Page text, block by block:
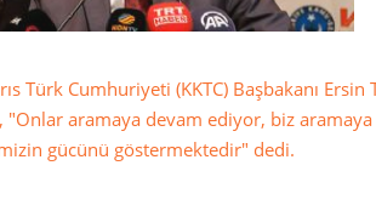
Türk Cumhuriyeti (KKTC) Başbakanı
"Onlar aramaya devam ediyor, biz
gücünü göstermektedir" dedi.